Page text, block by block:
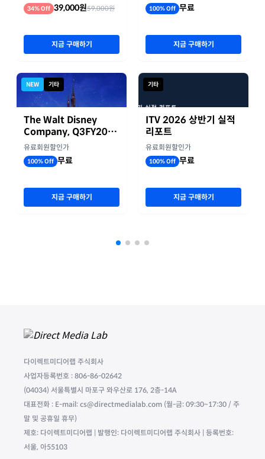
34% Off 39,000원59,000원
지금 구매하기
NEW 기타
The Walt Disney
Company, Q3FY2026
실적자료
유료회원할인가
100% Off 무료
지금 구매하기
100% Off 무료
지금 구매하기
기타
ITV 2026 상반기 실적
리포트
유료회원할인가
100% Off 무료
지금 구매하기
다이렉트미디어랩 주식회사
사업자등록번호 : 806-86-02642
(04034) 서울특별시 마포구 와우산로 176, 2층-14A
대표전화 : E-mail: cs@directmedialab.com (월-금: 09:30~17:30 / 주
말 및 공휴일 휴무)
제호: 다이렉트미디어랩 | 발행인: 다이렉트미디어랩 주식회사 | 등록번호:
서울, 아55103